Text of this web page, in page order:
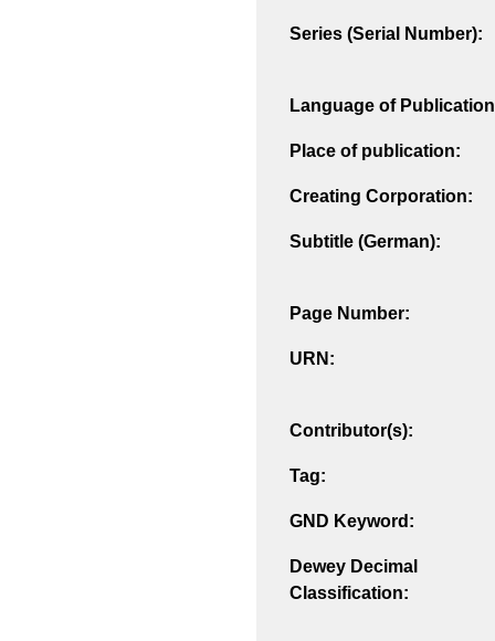
Series (Serial Number):
Language of
Place of publication:
Creating Corporation:
Subtitle (German):
Page Number:
URN:
Contributor(s):
Tag:
GND Keyword:
Dewey Decimal
Classification: